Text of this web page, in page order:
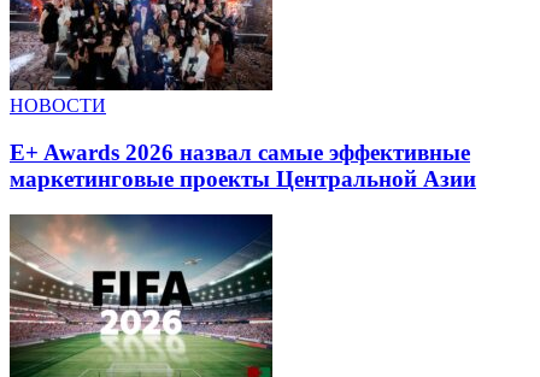
НОВОСТИ
E+ Awards 2026 назвал самые эффективные
маркетинговые проекты Центральной Азии